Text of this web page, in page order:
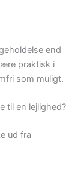
end
praktisk i
som muligt.
til en lejlighed?
ud fra